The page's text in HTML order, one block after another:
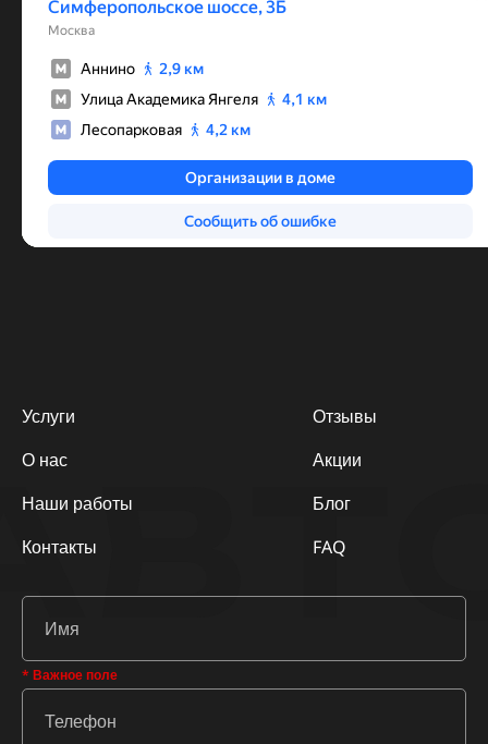
Услуги
О нас
Наши работы
Контакты
Отзывы
Акции
Блог
FAQ
* Важное поле